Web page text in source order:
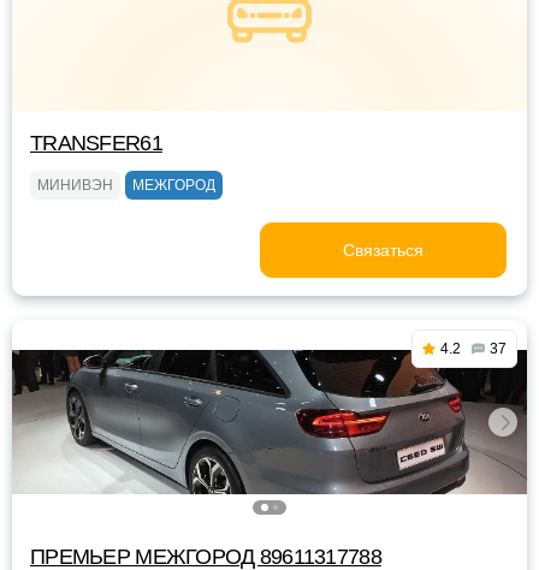
TRANSFER61
МИНИВЭН МЕЖГОРОД
Связаться
4.2 37
ПРЕМЬЕР МЕЖГОРОД 89611317788